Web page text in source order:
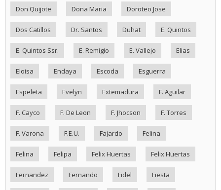
Don Quijote Dona Maria Doroteo Jose
Dos Catillos Dr. Santos Duhat E. Quintos
E. Quintos Ssr. E. Remigio E. Vallejo Elias
Eloisa Endaya Escoda Esguerra
Espeleta Evelyn Extemadura F. Aguilar
F. Cayco F. De Leon F. Jhocson F. Torres
F. Varona F.E.U. Fajardo Felina
Felina Felipa Felix Huertas Felix Huertas
Fernandez Fernando Fidel Fiesta